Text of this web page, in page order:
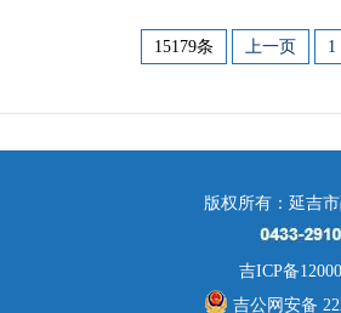
15179条 上一页 1
版权所有：延吉
吉ICP备
吉公网安备